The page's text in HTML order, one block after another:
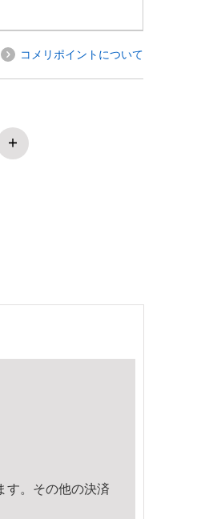
コメリポイントについて
す。その他の決済